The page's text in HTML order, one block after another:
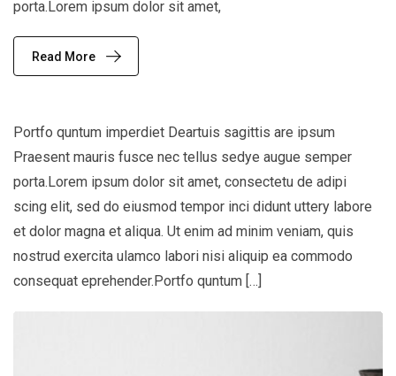
porta.Lorem ipsum dolor sit amet,
Read More
Portfo quntum imperdiet Deartuis sagittis are ipsum
Praesent mauris fusce nec tellus sedye augue semper
porta.Lorem ipsum dolor sit amet, consectetu de adipi
scing elit, sed do eiusmod tempor inci didunt uttery labore
et dolor magna et aliqua. Ut enim ad minim veniam, quis
nostrud exercita ulamco labori nisi aliquip ea commodo
consequat eprehender.Portfo quntum […]